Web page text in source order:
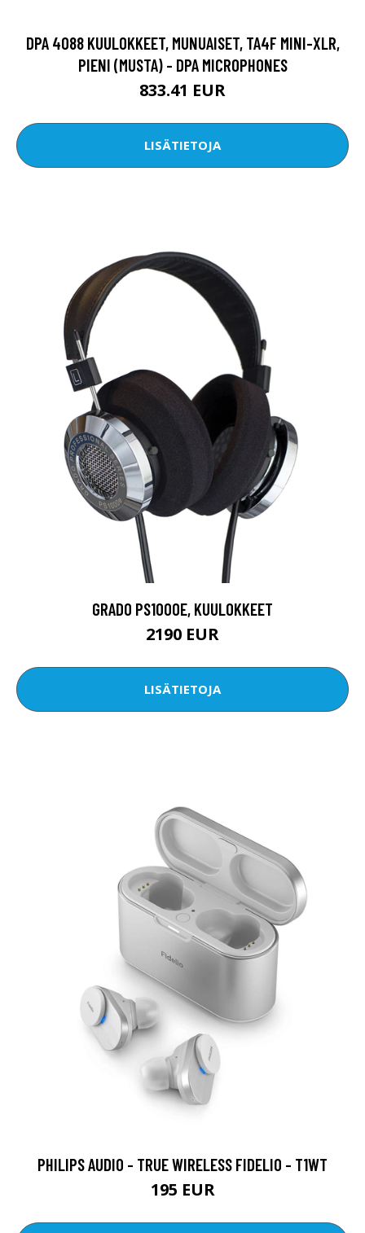
DPA 4088 KUULOKKEET, MUNUAISET, TA4F MINI-XLR,
PIENI (MUSTA) - DPA MICROPHONES
833.41 EUR
LISÄTIETOJA
GRADO PS1000E, KUULOKKEET
2190 EUR
LISÄTIETOJA
PHILIPS AUDIO - TRUE WIRELESS FIDELIO - T1WT
195 EUR